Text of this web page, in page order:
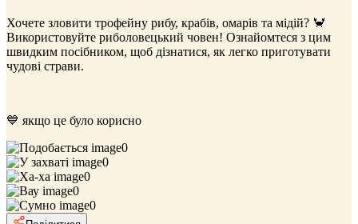
Хочете зловити трофейну рибу, крабів, омарів та мідій? 🦀
Використовуйте риболовецький човен! Ознайомтеся з цим
швидким посібником, щоб дізнатися, як легко приготувати
чудові страви.
💙 якщо це було корисно
0
0
0
0
0